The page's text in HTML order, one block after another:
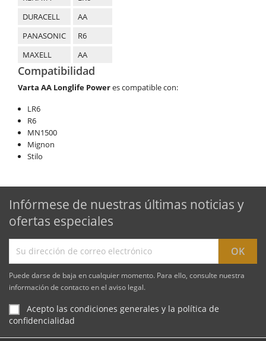
DURACELL
AA
PANASONIC
R6
MAXELL
AA
Compatibilidad
Varta AA Longlife Poweres compatible con:
LR6
R6
MN1500
Mignon
Stilo
Infórmese de nuestras últimas noticias y
ofertas especiales
Puede darse de baja en cualquier momento. Para ello, consulte nuestra
información de contacto en el aviso legal.
Acepto las condiciones generales y la política de
confidencialidad